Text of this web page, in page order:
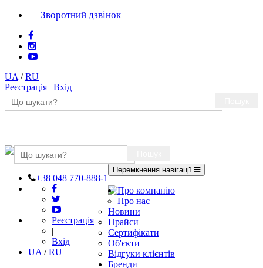
Зворотний дзвінок
UA /RU
Реєстрація | Вхід
+38 048 770-888-1
Реєстрація
|
Вхід
UA /RU
Перемкнення навігації
Про компанію
Про нас
Новини
Прайси
Сертифікати
Об'єкти
Відгуки клієнтів
Бренди